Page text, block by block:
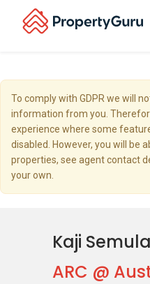
To comply with GDPR we will
information from you.
experience where some
disabled. However, you will be
properties, see agent contact
your own.
Kaji Semula
ARC @